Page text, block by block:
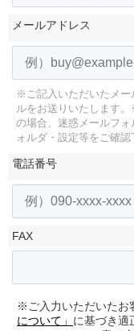
メールアドレス
※ご記入いただいたメー
ルをお送りいたします。
の場合、迷惑メールフォ
ォルダ・設定等をご確認
電話番号
FAX
※ご入力いただいたお
について」 に基づき適